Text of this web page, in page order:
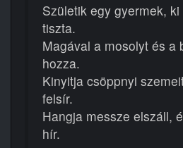
Születik egy gyermek,
tiszta.
Magával a mosolyt és a
hozza.
Kinyitja csöppnyi
felsír.
Hangja messze elszáll,
hír.